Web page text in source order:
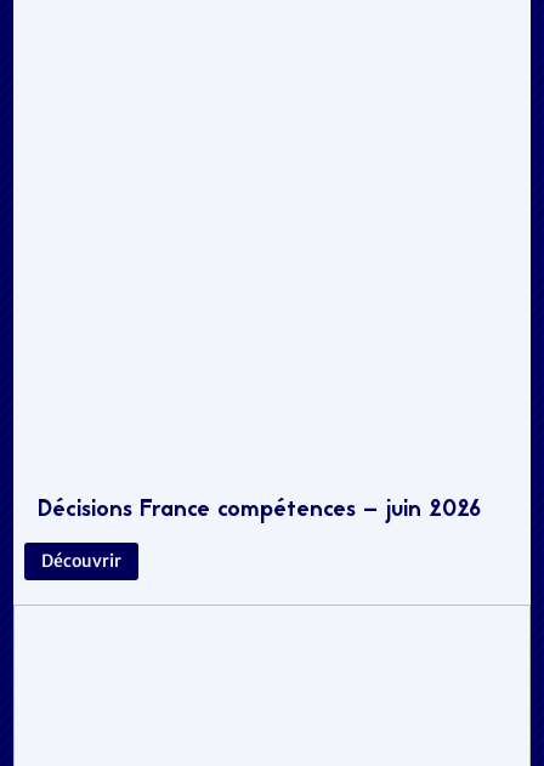
Décisions France compétences – juin 2026
Découvrir